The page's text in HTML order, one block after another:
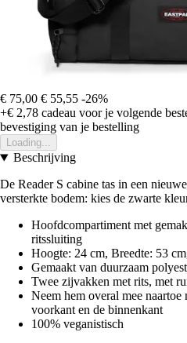
€ 75,00 € 55,55 -26%
+€ 2,78 cadeau voor je volgende
bevestiging van je bestelling
Loading...
Beschrijving
De Reader S cabine tas in een
versterkte bodem: kies de zwarte
Hoofdcompartiment met
ritssluiting
Hoogte: 24 cm, Breedte: 53
Gemaakt van duurzaam
Twee zijvakken met rits, met
Neem hem overal mee naartoe
voorkant en de binnenkant
100% veganistisch